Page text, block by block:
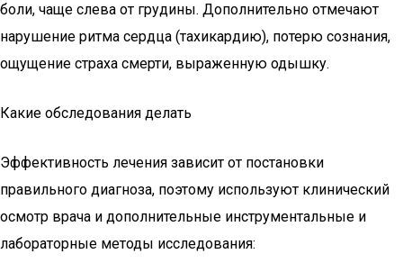
боли, чаще слева от грудины. Дополнительно отмечают
нарушение ритма сердца (тахикардию), потерю сознания,
ощущение страха смерти, выраженную одышку.
Какие обследования делать
Эффективность лечения зависит от постановки
правильного диагноза, поэтому используют клинический
осмотр врача и дополнительные инструментальные и
лабораторные методы исследования: